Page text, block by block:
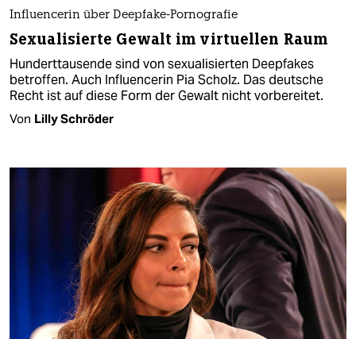
Influencerin über Deepfake-Pornografie
Sexualisierte Gewalt im virtuellen Raum
Hunderttausende sind von sexualisierten Deepfakes
betroffen. Auch Influencerin Pia Scholz. Das deutsche
Recht ist auf diese Form der Gewalt nicht vorbereitet.
Von Lilly Schröder